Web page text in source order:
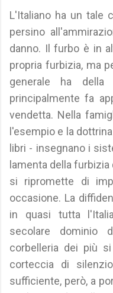
L'Italiano ha un tale
persino
danno. Il furbo è in
propria furbizia, ma
generale ha della
principalmente fa
vendetta. Nella
l'esempio e la
libri - insegnano i
lamenta della
si ripromette di
occasione. La
in quasi tutta
secolare
corbelleria dei più
corteccia di
sufficiente, però, a